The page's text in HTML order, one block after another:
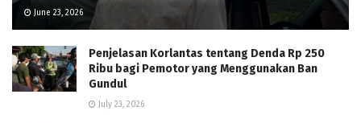
June 23, 2026
Penjelasan Korlantas tentang Denda Rp 250
Ribu bagi Pemotor yang Menggunakan Ban
Gundul
July 23, 2026